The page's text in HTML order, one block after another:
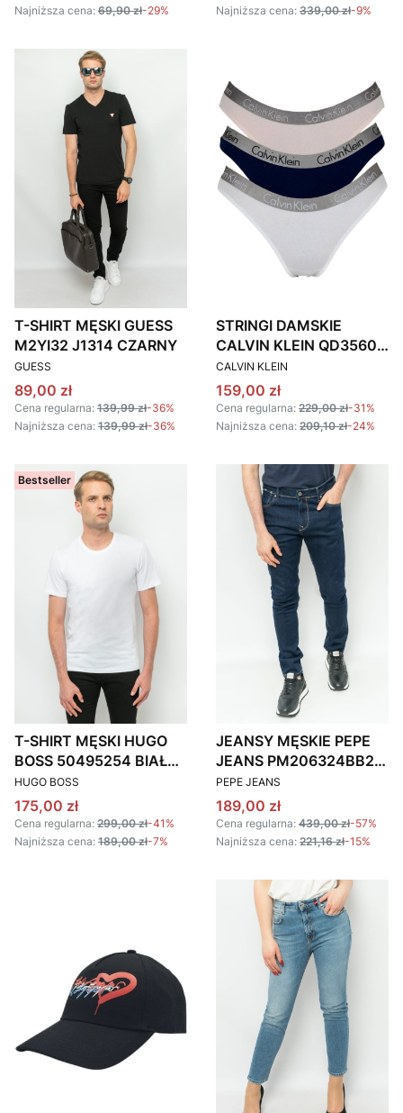
Najniższa cena: 69,90 zł-29%
Najniższa cena: 339,00 zł-9%
T-SHIRT MĘSKI GUESS
M2YI32 J1314 CZARNY
PRODUCENT
GUESS
Cena promocyjna
89,00 zł
Cena regularna: 139,99 zł-36%
Najniższa cena: 139,99 zł-36%
STRINGI DAMSKIE
CALVIN KLEIN QD3560E
KOLOROWE 3 PACK
PRODUCENT
CALVIN KLEIN
Cena promocyjna
159,00 zł
Cena regularna: 229,00 zł-31%
Najniższa cena: 209,10 zł-24%
Bestseller
T-SHIRT MĘSKI HUGO
BOSS 50495254 BIAŁY
3 PACK
PRODUCENT
HUGO BOSS
Cena promocyjna
175,00 zł
Cena regularna: 299,00 zł-41%
Najniższa cena: 189,00 zł-7%
JEANSY MĘSKIE PEPE
JEANS PM206324BB22
CIEMNOGRANATOWE
PRODUCENT
PEPE JEANS
Cena promocyjna
189,00 zł
Cena regularna: 439,00 zł-57%
Najniższa cena: 221,16 zł-15%